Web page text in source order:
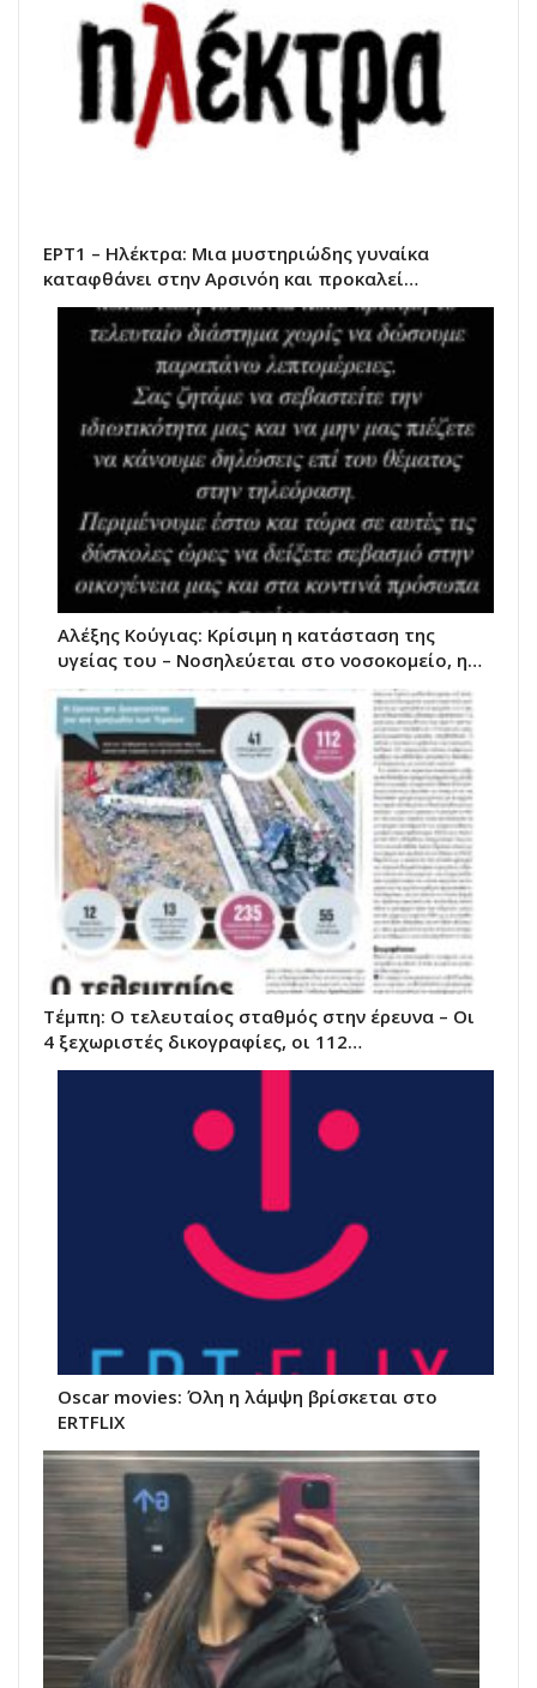
ΕΡΤ1 – Ηλέκτρα: Μια μυστηριώδης γυναίκα
καταφθάνει στην Αρσινόη και προκαλεί…
Αλέξης Κούγιας: Κρίσιμη η κατάσταση της
υγείας του – Νοσηλεύεται στο νοσοκομείο, η…
Τέμπη: Ο τελευταίος σταθμός στην έρευνα – Οι
4 ξεχωριστές δικογραφίες, οι 112…
Oscar movies: Όλη η λάμψη βρίσκεται στο
ERTFLIX